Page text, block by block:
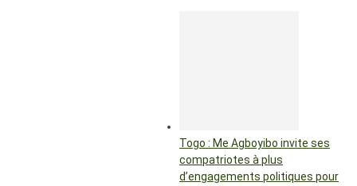
Togo : Me Agboyibo invite ses
compatriotes à plus
d’engagements politiques pour